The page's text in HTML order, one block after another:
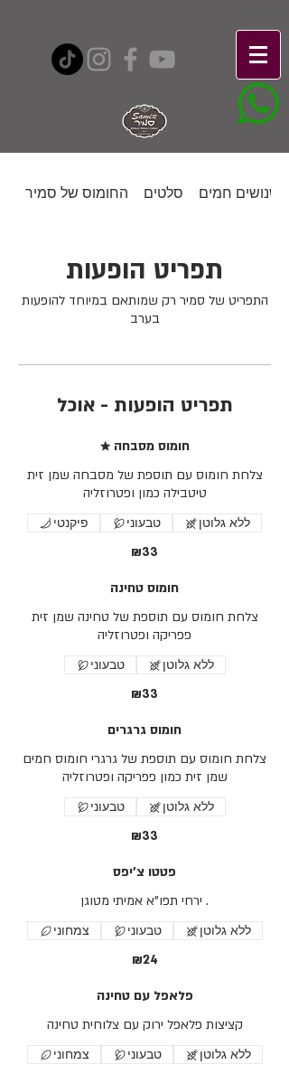
החומוס של סמיר סלטים נישנושים חמים
תפריט הופעות
התפריט של סמיר רק שמותאם במיוחד להופעות
בערב
תפריט הופעות - אוכל
★ חומוס מסבחה
צלחת חומוס עם תוספת של מסבחה שמן זית
טיטבילה כמון ופטרוזליה
₪33
פיקנטי טבעוני ללא גלוטן
חומוס טחינה
צלחת חומוס עם תוספת של טחינה שמן זית
פפריקה ופטרוזליה
₪33
טבעוני ללא גלוטן
חומוס גרגרים
צלחת חומוס עם תוספת של גרגרי חומוס חמים
שמן זית כמון פפריקה ופטרוזליה
₪33
טבעוני ללא גלוטן
פטטו צ'יפס
ירחי תפו"א אמיתי מטוגן .
₪24
צמחוני טבעוני ללא גלוטן
פלאפל עם טחינה
קציצות פלאפל ירוק עם צלוחית טחינה
צמחוני טבעוני ללא גלוטן